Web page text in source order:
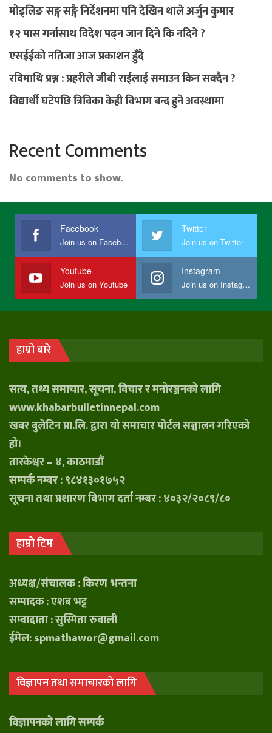
मोड्लिङ सङ्ग सङ्गै निर्देशनमा पनि देखिन थाले अर्जुन कुमार
१२ पास गर्नासाथ विदेश पढ्न जान दिने कि नदिने ?
एसईईको नतिजा आज प्रकाशन हुँदै
रविमाथि प्रश्न : प्रहरीले जीबी राईलाई समाउन किन सक्दैन ?
विद्यार्थी घटेपछि त्रिविका केही विभाग बन्द हुने अवस्थामा
Recent Comments
No comments to show.
Facebook
Join us on Facebook
Twitter
Join us on Twitter
Youtube
Join us on Youtube
Instagram
Join us on Instagram
हाम्रो बारे
सत्य, तथ्य समाचार, सूचना, विचार र मनोरञ्जनको लागि
www.khabarbulletinnepal.com
खबर बुलेटिन प्रा.लि. द्वारा यो समाचार पोर्टल सञ्चालन गरिएको
हो।
तारकेश्वर – ४, काठमाडौं
सम्पर्क नम्बर : ९८४१३०१७५२
सूचना तथा प्रशारण बिभाग दर्ता नम्बर : ४०३२/२०८९/८०
हाम्रो टिम
अध्यक्ष/संचालक : किरण भन्तना
सम्पादक : एशब भट्ट
सम्वादाता : सुस्मिता रुवाली
ईमेल: spmathawor@gmail.com
विज्ञापन तथा समाचारको लागि
विज्ञापनको लागि सम्पर्क